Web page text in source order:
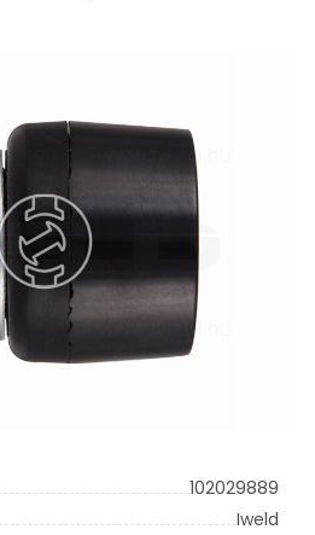
102029889
Iweld